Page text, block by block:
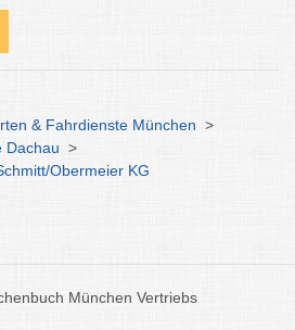
& Fahrdienste München >
Dachau >
Obermeier KG
München Vertriebs